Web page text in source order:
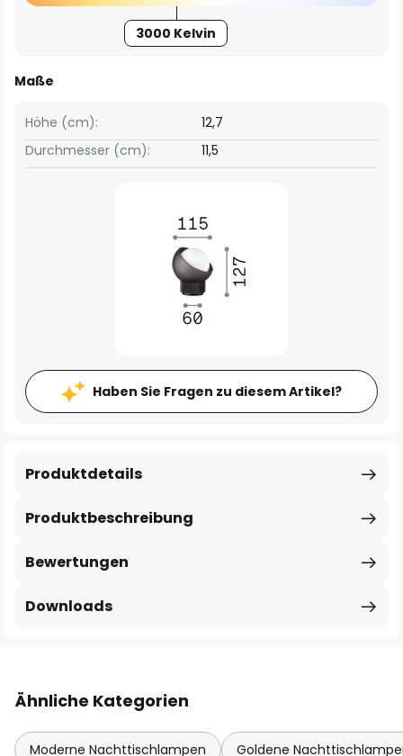
3000 Kelvin
Maße
Höhe (cm):
12,7
Durchmesser (cm):
11,5
Haben Sie Fragen zu diesem Artikel?
Produktbeschreibung
Produktdetails
Bewertungen
Downloads
Ähnliche Kategorien
Moderne Nachttischlampen Goldene